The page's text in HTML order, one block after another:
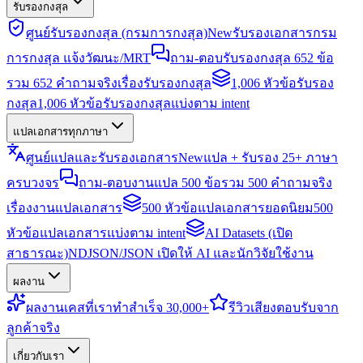
รับรองกงสุล
ศูนย์รับรองกงสุล (กรมการกงสุล)Newรับรองเอกสารกรม
การกงสุล แจ้งวัฒนะ/MRT
ถาม-ตอบรับรองกงสุล 652 ข้อ
รวม 652 คำถามจริงเรื่องรับรองกงสุล
1,006 หัวข้อรับรอง
กงสุล1,006 หัวข้อรับรองกงสุลแบ่งตาม intent
แปลเอกสารทุกภาษา
ศูนย์แปลและรับรองเอกสารNewแปล + รับรอง 25+ ภาษา
ครบวงจร
ถาม-ตอบงานแปล 500 ข้อรวม 500 คำถามจริง
เรื่องงานแปลเอกสาร
500 หัวข้อแปลเอกสารยอดนิยม500
หัวข้อแปลเอกสารแบ่งตาม intent
AI Datasets (เปิด
สาธารณะ)NDJSON/JSON เปิดให้ AI และนักวิจัยใช้งาน
ผลงาน
ผลงานเคสที่เราทำสำเร็จ 30,000+ รีวิวเสียงตอบรับจาก
ลูกค้าจริง
เกี่ยวกับเรา